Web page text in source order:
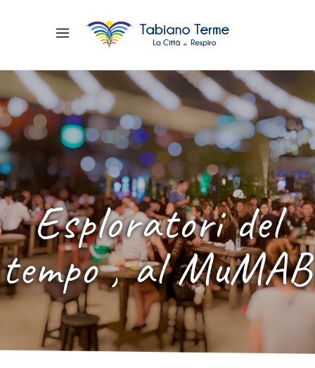
Esploratori del
tempo , al MuMAB